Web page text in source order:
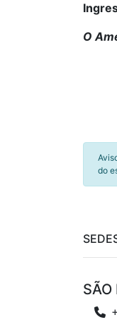
O
do
SÃO